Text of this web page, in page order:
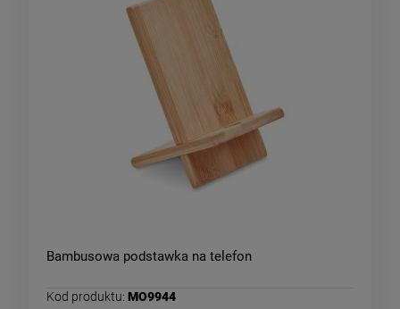
Bambusowa podstawka na telefon
Kod produktu: MO9944